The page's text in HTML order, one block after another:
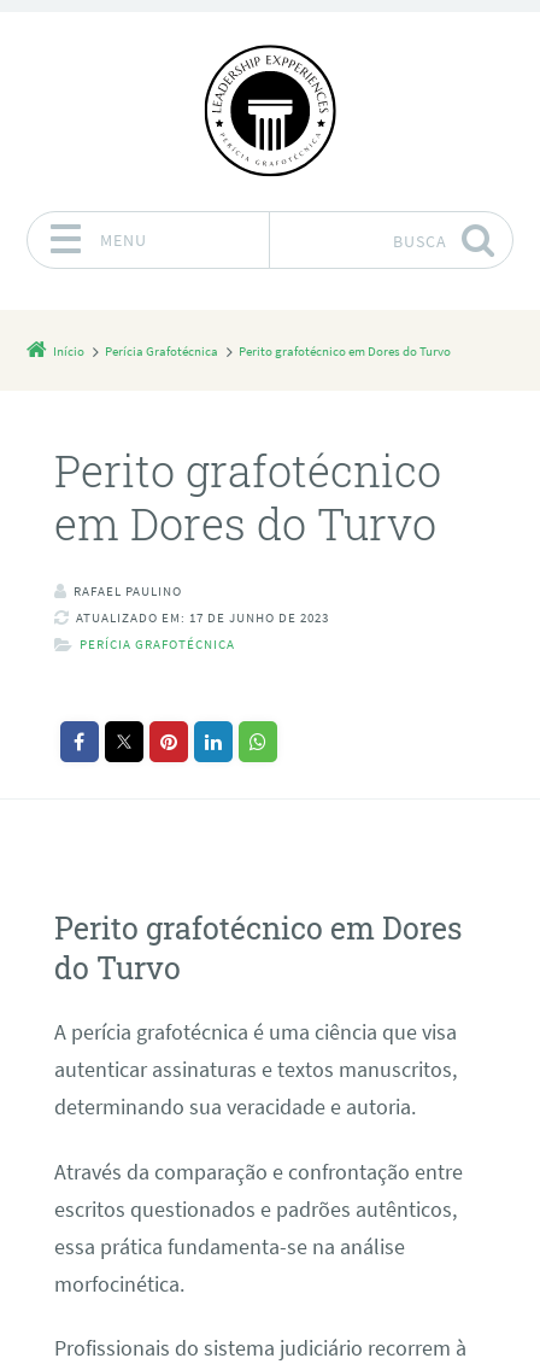
MENU BUSCA
Início Perícia Grafotécnica Perito grafotécnico em Dores do Turvo
Perito grafotécnico
em Dores do Turvo
RAFAEL PAULINO
ATUALIZADO EM: 17 DE JUNHO DE 2023
PERÍCIA GRAFOTÉCNICA
Perito grafotécnico em Dores
do Turvo
A perícia grafotécnica é uma ciência que visa
autenticar assinaturas e textos manuscritos,
determinando sua veracidade e autoria.
Através da comparação e confrontação entre
escritos questionados e padrões autênticos,
essa prática fundamenta-se na análise
morfocinética.
Profissionais do sistema judiciário recorrem à